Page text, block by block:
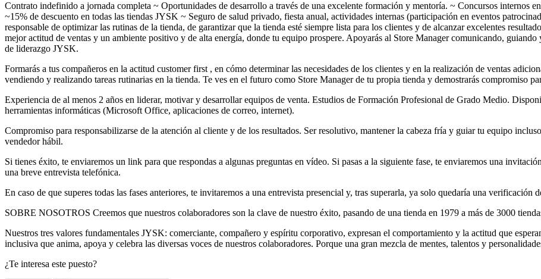
Contrato indefinido a jornada completa ~ Oportunidades de desarrollo a través de una excelente formación y mentoría. ~ Concursos internos
~15% de descuento en todas las tiendas JYSK ~ Seguro de salud privado, fiesta anual, actividades internas (participación en eventos
responsable de optimizar las rutinas de la tienda, de garantizar que la tienda esté siempre lista para los clientes y de alcanzar excelentes
mejor actitud de ventas y un ambiente positivo y de alta energía, donde tu equipo prospere. Apoyarás al Store Manager comunicando,
de liderazgo JYSK.
Formarás a tus compañeros en la actitud customer first , en cómo determinar las necesidades de los clientes y en la realización de ventas
vendiendo y realizando tareas rutinarias en la tienda. Te ves en el futuro como Store Manager de tu propia tienda y demostrarás compromiso
Experiencia de al menos 2 años en liderar, motivar y desarrollar equipos de venta. Estudios de Formación Profesional de Grado Medio.
herramientas informáticas (Microsoft Office, aplicaciones de correo, internet).
Compromiso para responsabilizarse de la atención al cliente y de los resultados. Ser resolutivo, mantener la cabeza fría y guiar tu equipo
vendedor hábil.
Si tienes éxito, te enviaremos un link para que respondas a algunas preguntas en vídeo. Si pasas a la siguiente fase, te enviaremos una
una breve entrevista telefónica.
En caso de que superes todas las fases anteriores, te invitaremos a una entrevista presencial y, tras superarla, ya solo quedaría una verificación
SOBRE NOSOTROS Creemos que nuestros colaboradores son la clave de nuestro éxito, pasando de una tienda en 1979 a más de 3000
Nuestros tres valores fundamentales JYSK: comerciante, compañero y espíritu corporativo, expresan el comportamiento y la actitud que
inclusiva que anima, apoya y celebra las diversas voces de nuestros colaboradores. Porque una gran mezcla de mentes, talentos y
¿Te interesa este puesto?